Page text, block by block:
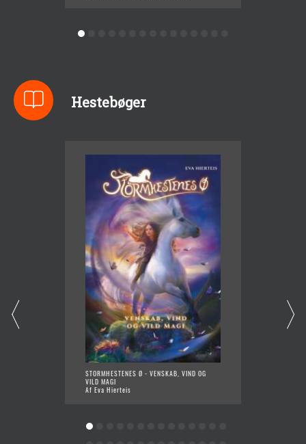
Hestebøger
STORMHESTENES Ø - VENSKAB, VIND OG
VILD MAGI
Af Eva Hierteis